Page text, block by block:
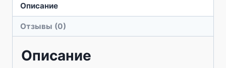
проколов
шин
пневматический
Описание
Отзывы (0)
Описание